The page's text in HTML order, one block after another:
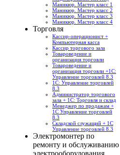
Маникюр. Мастер класс 1
Маникюр. Мастер класс 2
Маникюр. Мастер класс 3
Маникюр. Мастер класс 4
Торговля
Кассир-операционист +
Компьютерная касса
Кассир торгового зала
Товароведение и
организация торговли
Товароведение и
организация торговли +1С:
Управление торговлей 8.3
1С: Управление торговлей
8.3
Администратор торгового
зала + 1С: Торговля и склад
Менеджер по продажам +
1С Управление торговлей
8.3
Складской служащий + 1С
Управление торговлей 8.3
Электромонтер по
ремонту и обслуживанию
электрооборудования